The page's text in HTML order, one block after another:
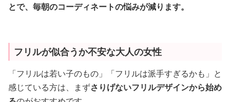
とで、毎朝のコーディネートの悩みが減ります。
フリルが似合うか不安な大人の女性
「フリルは若い子のもの」「フリルは派手すぎるかも」と
感じている方は、まずさりげないフリルデザインから始め